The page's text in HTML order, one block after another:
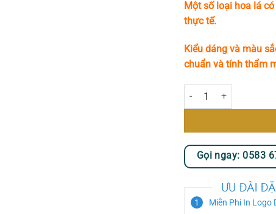
Một số loại hoa lá
thực tế.
Kiểu dáng và màu
chuẩn và tính thẩm
Pastel Love số lượng
Gọi ngay: 0583
ƯU ĐÃI
Miễn Phí In Logo